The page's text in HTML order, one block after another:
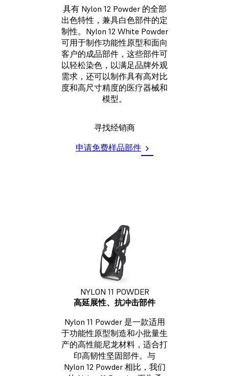
具有 Nylon 12 Powder 的全部
出色特性，兼具白色部件的定
制性。Nylon 12 White Powder
可用于制作功能性原型和面向
客户的成品部件，这些部件可
以轻松染色，以满足品牌外观
需求，还可以制作具有高对比
度和高尺寸精度的医疗器械和
模型。
寻找经销商
申请免费样品部件
NYLON 11 POWDER
高延展性、抗冲击部件
Nylon 11 Powder 是一款适用
于功能性原型制造和小批量生
产的高性能尼龙材料，适合打
印高韧性坚固部件。与
Nylon 12 Powder 相比，我们